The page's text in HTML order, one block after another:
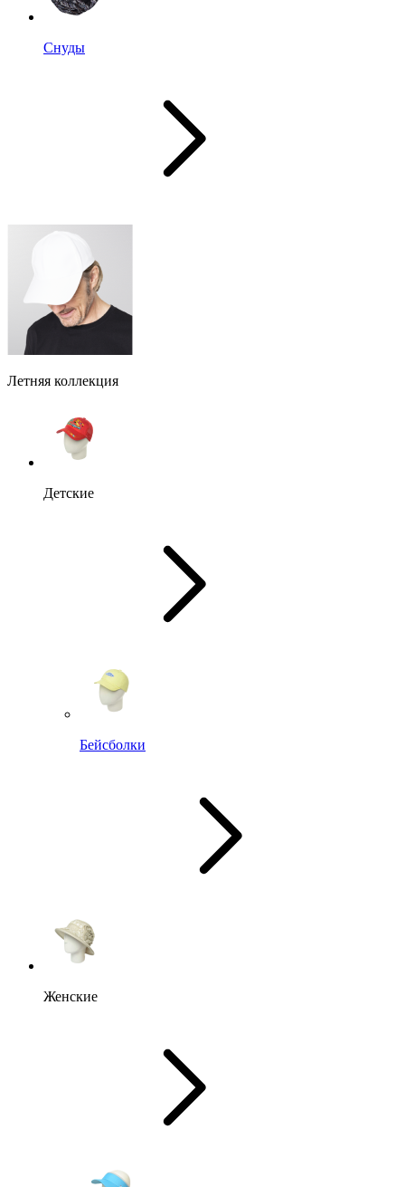
Снуды
Летняя коллекция
Детские
Бейсболки
Женские